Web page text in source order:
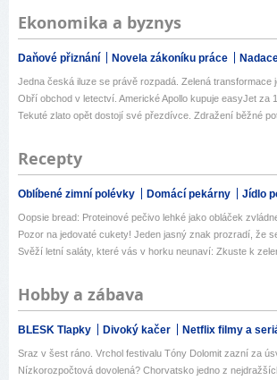
Ekonomika a byznys
Daňové přiznání Novela zákoníku práce
Jedna česká iluze se právě rozpadá. Zelená transformace
Obří obchod v letectví. Americké Apollo kupuje easyJet za
Tekuté zlato opět dostojí své přezdívce. Zdražení běžné
Recepty
Oblíbené zimní polévky Domácí pekárny Jídlo
Oopsie bread: Proteinové pečivo lehké jako obláček
Pozor na jedovaté cukety! Jeden jasný znak prozradí, že se
Svěží letní saláty, které vás v horku neunaví: Zkuste k
Hobby a zábava
BLESK Tlapky Divoký kačer Netflix filmy a
Sraz v šest ráno. Vrchol festivalu Tóny Dolomit zazní za
Nízkorozpočtová dovolená? Chorvatsko jedno z